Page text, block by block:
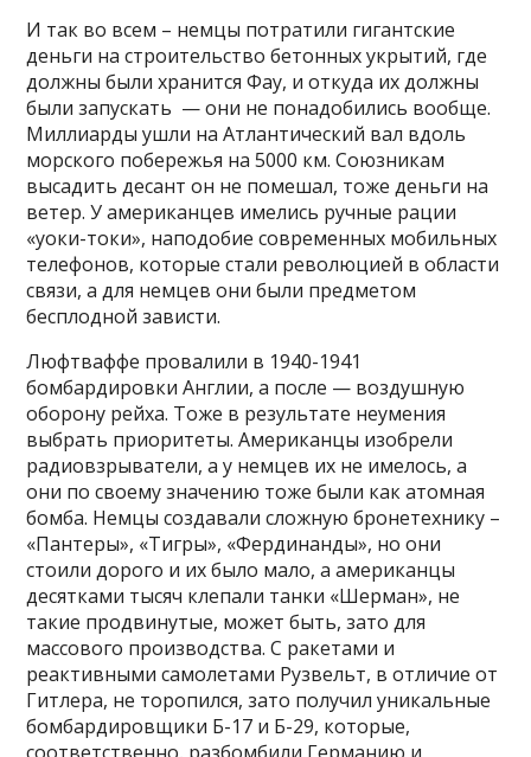
И так во всем – немцы потратили гигантские
деньги на строительство бетонных укрытий, где
должны были хранится Фау, и откуда их должны
были запускать — они не понадобились вообще.
Миллиарды ушли на Атлантический вал вдоль
морского побережья на 5000 км. Союзникам
высадить десант он не помешал, тоже деньги на
ветер. У американцев имелись ручные рации
«уоки-токи», наподобие современных мобильных
телефонов, которые стали революцией в области
связи, а для немцев они были предметом
бесплодной зависти.
Люфтваффе провалили в 1940-1941
бомбардировки Англии, а после — воздушную
оборону рейха. Тоже в результате неумения
выбрать приоритеты. Американцы изобрели
радиовзрыватели, а у немцев их не имелось, а
они по своему значению тоже были как атомная
бомба. Немцы создавали сложную бронетехнику –
«Пантеры», «Тигры», «Фердинанды», но они
стоили дорого и их было мало, а американцы
десятками тысяч клепали танки «Шерман», не
такие продвинутые, может быть, зато для
массового производства. С ракетами и
реактивными самолетами Рузвельт, в отличие от
Гитлера, не торопился, зато получил уникальные
бомбардировщики Б-17 и Б-29, которые,